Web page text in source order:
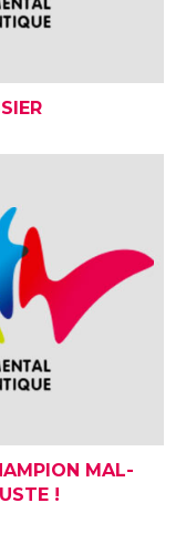
MAL-
!